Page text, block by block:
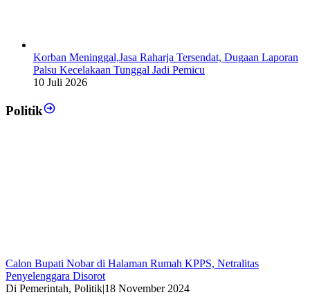
Korban Meninggal,Jasa Raharja Tersendat, Dugaan Laporan
Palsu Kecelakaan Tunggal Jadi Pemicu
10 Juli 2026
Politik
Calon Bupati Nobar di Halaman Rumah KPPS, Netralitas
Penyelenggara Disorot
Di Pemerintah, Politik|18 November 2024